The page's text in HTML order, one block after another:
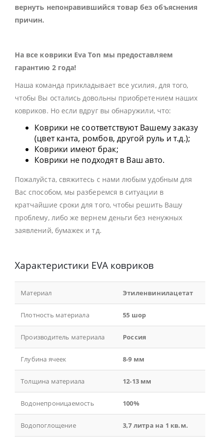
вернуть непонравившийся товар без объяснения
причин.
На все коврики Eva Ton мы предоставляем
гарантию 2 года!
Наша команда прикладывает все усилия, для того,
чтобы Вы остались довольны приобретением наших
ковриков. Но если вдруг вы обнаружили, что:
Коврики не соответствуют Вашему заказу
(цвет канта, ромбов, другой руль и т.д.);
Коврики имеют брак;
Коврики не подходят в Ваш авто.
Пожалуйста, свяжитесь с нами любым удобным для
Вас способом, мы разберемся в ситуации в
кратчайшие сроки для того, чтобы решить Вашу
проблему, либо же вернем деньги без ненужных
заявлений, бумажек и тд.
Характеристики EVA ковриков
Материал Этиленвинилацетат
Плотность материала 55 шор
Производитель материала Россия
Глубина ячеек 8-9 мм
Толщина материала 12-13 мм
Водонепроницаемость 100%
Водопоглощение 3,7 литра на 1 кв.м.